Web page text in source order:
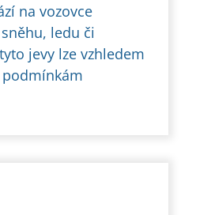
na vozovce
ledu či
jevy lze vzhledem